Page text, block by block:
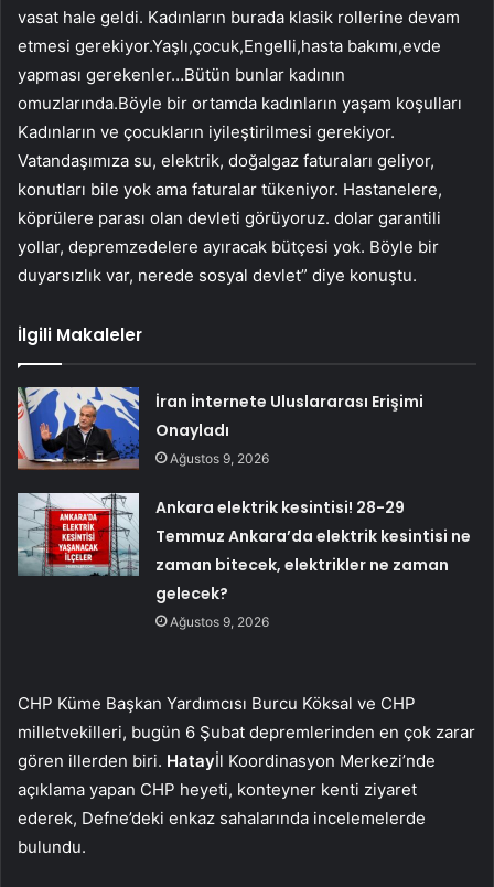
vasat hale geldi. Kadınların burada klasik rollerine devam
etmesi gerekiyor.Yaşlı,çocuk,Engelli,hasta bakımı,evde
yapması gerekenler…Bütün bunlar kadının
omuzlarında.Böyle bir ortamda kadınların yaşam koşulları
Kadınların ve çocukların iyileştirilmesi gerekiyor.
Vatandaşımıza su, elektrik, doğalgaz faturaları geliyor,
konutları bile yok ama faturalar tükeniyor. Hastanelere,
köprülere parası olan devleti görüyoruz. dolar garantili
yollar, depremzedelere ayıracak bütçesi yok. Böyle bir
duyarsızlık var, nerede sosyal devlet” diye konuştu.
İlgili Makaleler
İran İnternete Uluslararası Erişimi
Onayladı
Ağustos 9, 2026
Ankara elektrik kesintisi! 28-29
Temmuz Ankara’da elektrik kesintisi ne
zaman bitecek, elektrikler ne zaman
gelecek?
Ağustos 9, 2026
CHP Küme Başkan Yardımcısı Burcu Köksal ve CHP
milletvekilleri, bugün 6 Şubat depremlerinden en çok zarar
gören illerden biri. Hatayİl Koordinasyon Merkezi’nde
açıklama yapan CHP heyeti, konteyner kenti ziyaret
ederek, Defne’deki enkaz sahalarında incelemelerde
bulundu.